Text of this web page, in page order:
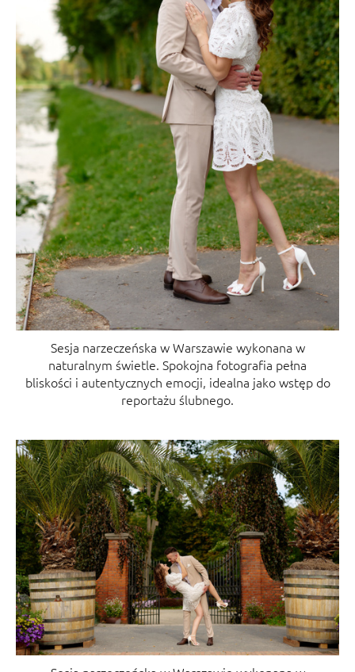
Sesja narzeczeńska w Warszawie wykonana w
naturalnym świetle. Spokojna fotografia pełna
bliskości i autentycznych emocji, idealna jako wstęp do
reportażu ślubnego.